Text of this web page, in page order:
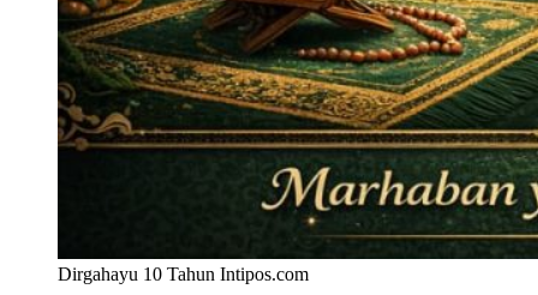
Dirgahayu 10 Tahun Intipos.com